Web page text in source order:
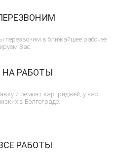
перезвоним в ближайшее рабочее
Вас.
РАБОТЫ
и ремонт картриджей, у нас
в Волгограде.
РАБОТЫ